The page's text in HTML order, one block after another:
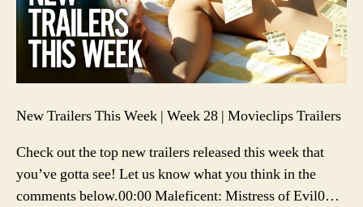
New Trailers This Week | Week 28 | Movieclips Trailers
Check out the top new trailers released this week that
you’ve gotta see! Let us know what you think in the
comments below.00:00 Maleficent: Mistress of Evil0…